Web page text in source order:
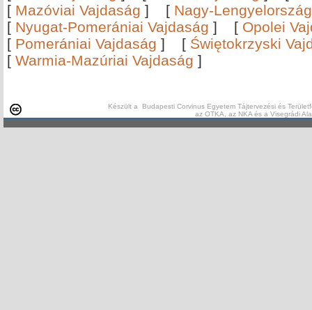
[ Mazóviai Vajdaság ] [ Nagy-
[ Nyugat-Pomerániai Vajdaság ] [ Opolei
[ Pomerániai Vajdaság ] [ Świętokrzyski
[ Warmia-Mazúriai Vajdaság ]
Készült a Budapesti Corvinus Egyetem Tájtervezési és
az OTKA, az NKA és a Visegrádi